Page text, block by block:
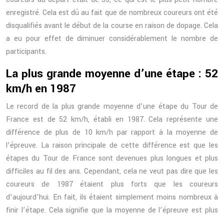
enregistré. Cela est dû au fait que de nombreux coureurs ont été
disqualifiés avant le début de la course en raison de dopage. Cela
a eu pour effet de diminuer considérablement le nombre de
participants.
La plus grande moyenne d’une étape : 52
km/h en 1987
Le record de la plus grande moyenne d’une étape du Tour de
France est de 52 km/h, établi en 1987. Cela représente une
différence de plus de 10 km/h par rapport à la moyenne de
l’épreuve. La raison principale de cette différence est que les
étapes du Tour de France sont devenues plus longues et plus
difficiles au fil des ans. Cependant, cela ne veut pas dire que les
coureurs de 1987 étaient plus forts que les coureurs
d’aujourd’hui. En fait, ils étaient simplement moins nombreux à
finir l’étape. Cela signifie que la moyenne de l’épreuve est plus